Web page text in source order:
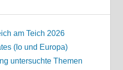
am Teich 2026
(Io und Europa)
untersuchte Themen